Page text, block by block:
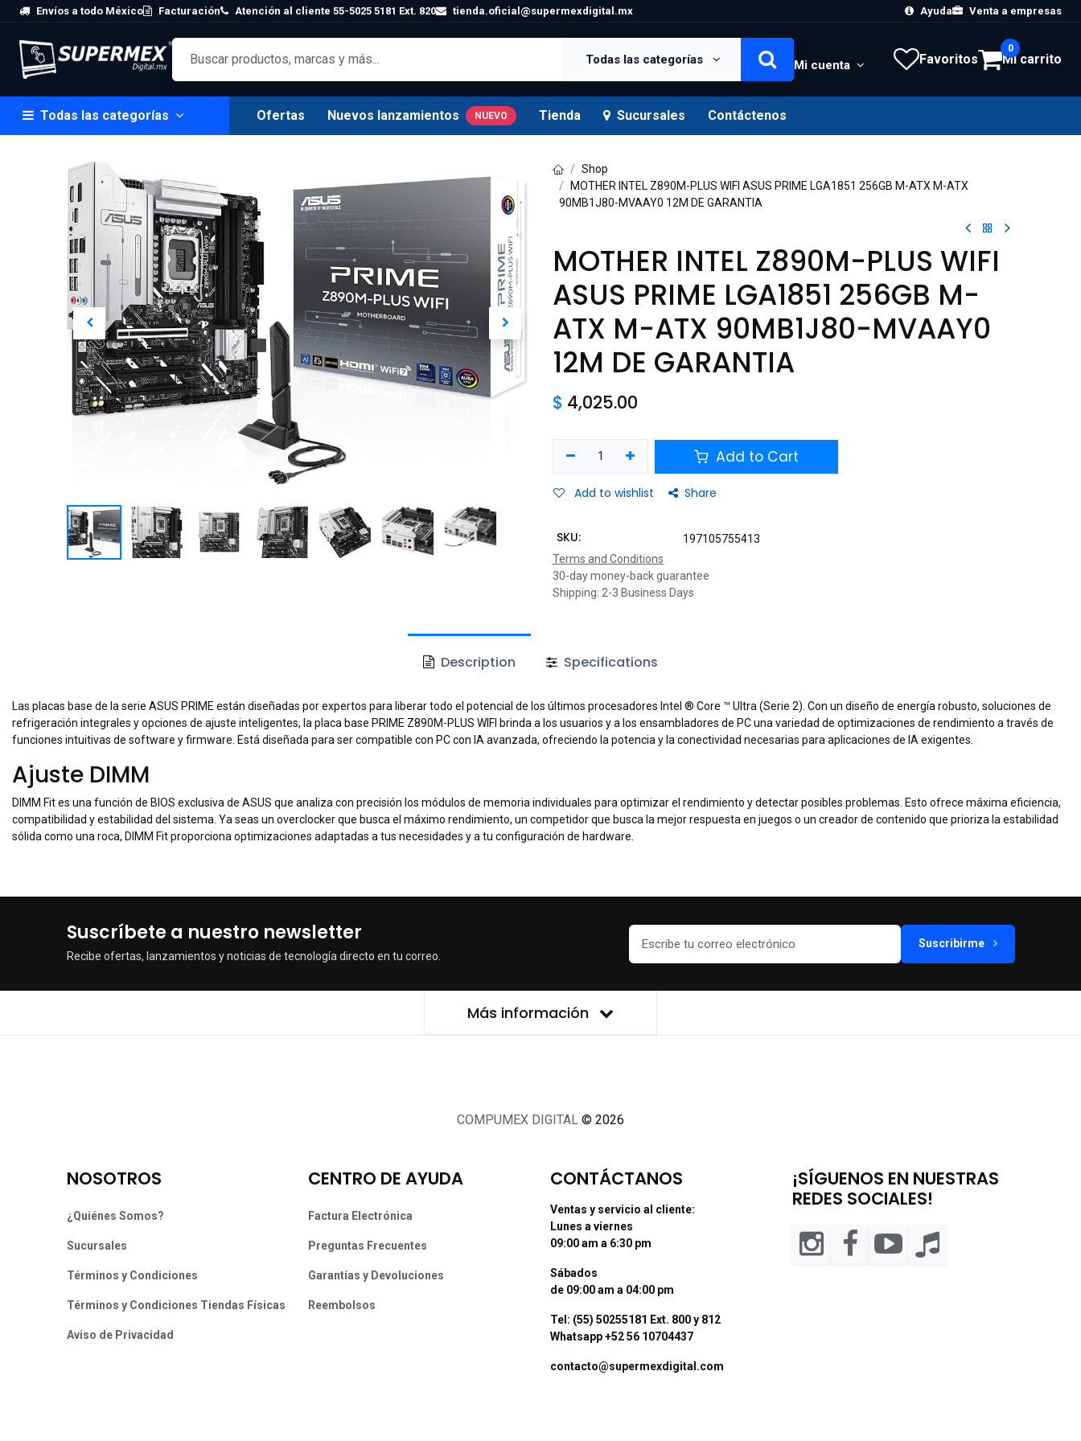
Skip to Content
Envíos a todo México Facturación Atención al cliente 55-5025 5181 Ext. 820 tienda.oficial@supermexdigital.mx Ayuda Venta a empresas
Todas las categorías Mi cuenta Favoritos Mi carrito
0
Todas las categorías Ofertas Nuevos lanzamientos NUEVO Tienda Sucursales Contáctenos
Shop
MOTHER INTEL Z890M-PLUS WIFI ASUS PRIME LGA1851 256GB M-ATX M-ATX
90MB1J80-MVAAY0 12M DE GARANTIA
MOTHER INTEL Z890M-PLUS WIFI
ASUS PRIME LGA1851 256GB M-
ATX M-ATX 90MB1J80-MVAAY0
12M DE GARANTIA
$ 4,025.00
Add to Cart
Add to wishlist Share
SKU:
197105755413
Terms and Conditions
30-day money-back guarantee
Shipping: 2-3 Business Days
Description Specifications
Las placas base de la serie ASUS PRIME están diseñadas por expertos para liberar todo el potencial de los últimos procesadores Intel ® Core ™ Ultra (Serie 2). Con un diseño de energía robusto, soluciones de
refrigeración integrales y opciones de ajuste inteligentes, la placa base PRIME Z890M-PLUS WIFI brinda a los usuarios y a los ensambladores de PC una variedad de optimizaciones de rendimiento a través de
funciones intuitivas de software y firmware. Está diseñada para ser compatible con PC con IA avanzada, ofreciendo la potencia y la conectividad necesarias para aplicaciones de IA exigentes.
Ajuste DIMM
DIMM Fit es una función de BIOS exclusiva de ASUS que analiza con precisión los módulos de memoria individuales para optimizar el rendimiento y detectar posibles problemas. Esto ofrece máxima eficiencia,
compatibilidad y estabilidad del sistema. Ya seas un overclocker que busca el máximo rendimiento, un competidor que busca la mejor respuesta en juegos o un creador de contenido que prioriza la estabilidad
sólida como una roca, DIMM Fit proporciona optimizaciones adaptadas a tus necesidades y a tu configuración de hardware.
Suscríbete a nuestro newsletter
Recibe ofertas, lanzamientos y noticias de tecnología directo en tu correo.
Suscribirme
Más información
COMPUMEX DIGITAL © 2026
NOSOTROS
¿Quiénes Somos?
Sucursales
Términos y Condiciones
Términos y Condiciones Tiendas Físicas
Aviso de Privacidad
CENTRO DE AYUDA
Factura Electrónica
Preguntas Frecuentes
Garantías y Devoluciones
Reembolsos
CONTÁCTANOS
Ventas y servicio al cliente:
Lunes a viernes
09:00 am a 6:30 pm
Sábados
de 09:00 am a 04:00 pm
Tel: (55) 50255181 Ext. 800 y 812
Whatsapp +52 56 10704437
contacto@supermexdigital.com
¡SÍGUENOS EN NUESTRAS
REDES SOCIALES!